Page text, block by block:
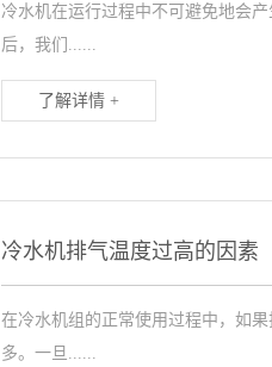
冷水机在运行过程中不可避免地会
后，我们......
了解详情 +
冷水机排气温度过高的因素
在冷水机组的正常使用过程中，如
多。一旦......